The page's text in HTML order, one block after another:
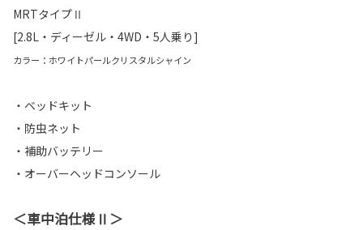
MRTタイプⅡ
[2.8L・ディーゼル・4WD・5人乗り]
カラー：ホワイトパールクリスタルシャイン
・ベッドキット
・防虫ネット
・補助バッテリー
・オーバーヘッドコンソール
＜車中泊仕様Ⅱ＞